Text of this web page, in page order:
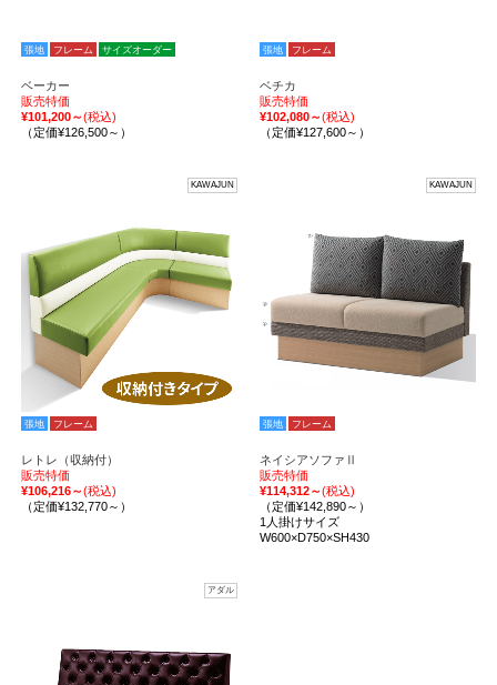
張地 フレーム サイズオーダー
ベーカー
販売特価
¥101,200～(税込)
（定価¥126,500～）
張地 フレーム
ベチカ
販売特価
¥102,080～(税込)
（定価¥127,600～）
KAWAJUN
張地 フレーム
レトレ（収納付）
販売特価
¥106,216～(税込)
（定価¥132,770～）
KAWAJUN
張地 フレーム
ネイシアソファⅡ
販売特価
¥114,312～(税込)
（定価¥142,890～）
1人掛けサイズ
W600×D750×SH430
アダル